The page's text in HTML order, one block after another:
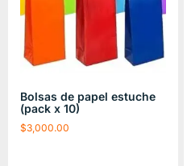
Bolsas de papel estuche
(pack x 10)
$3,000.00